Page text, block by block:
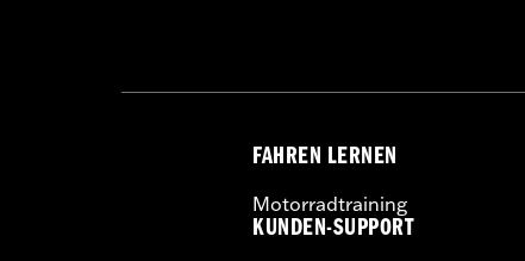
FAHREN LERNEN
Motorradtraining
KUNDEN-SUPPORT